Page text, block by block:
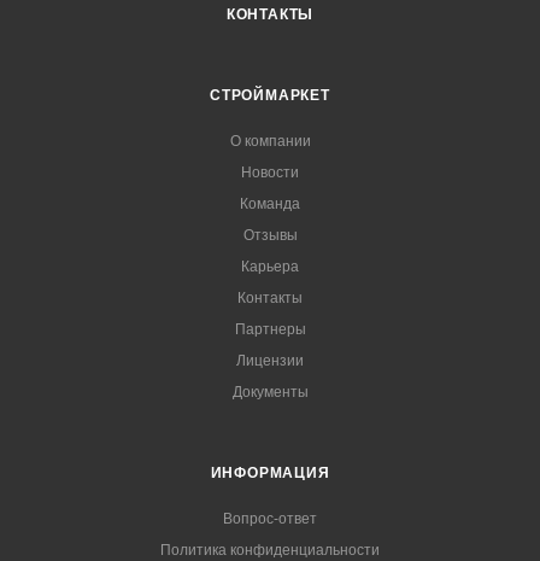
КОНТАКТЫ
СТРОЙМАРКЕТ
О компании
Новости
Команда
Отзывы
Карьера
Контакты
Партнеры
Лицензии
Документы
ИНФОРМАЦИЯ
Вопрос-ответ
Политика конфиденциальности